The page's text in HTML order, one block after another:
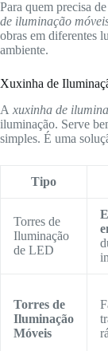
Para quem precisa
de iluminação
obras em diferentes
ambiente.
Xuxinha de
A xuxinha de
iluminação. Serve
simples. É uma
Tipo
Torres de
Iluminação
de LED
Torres de
Iluminação
Móveis